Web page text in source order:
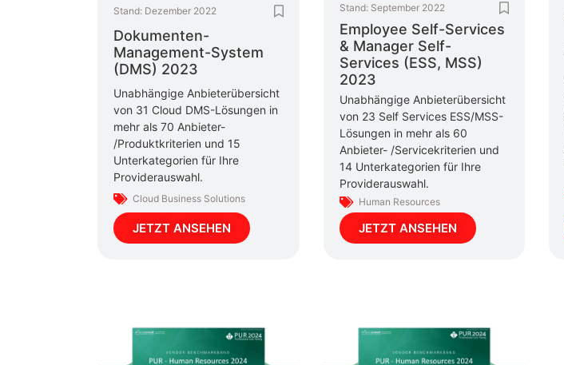
Stand: Dezember 2022
Dokumenten-
Management-System
(DMS) 2023
Unabhängige Anbieterübersicht
von 31 Cloud DMS-Lösungen in
mehr als 70 Anbieter-
/Produktkriterien und 15
Unterkategorien für Ihre
Providerauswahl.
Cloud Business Solutions
JETZT ANSEHEN
Stand: September 2022
Employee Self-Services
& Manager Self-
Services (ESS, MSS)
2023
Unabhängige Anbieterübersicht
von 23 Self Services ESS/MSS-
Lösungen in mehr als 60
Anbieter- /Servicekriterien und
14 Unterkategorien für Ihre
Providerauswahl.
Human Resources
JETZT ANSEHEN